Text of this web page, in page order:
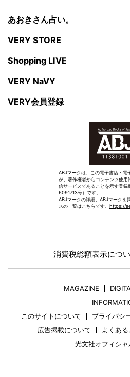
あおきさん占い。
VERY STORE
Shopping LIVE
VERY NaVY
VERY会員登録
ABJマークは、この電子書店・電
が、著作権者からコンテンツ使用
信サービスであることを示す登録
6091713号）です。
ABJマークの詳細、ABJマークを
スの一覧はこちらです。 https://
消費税総額表示につ
MAGAZINE
このサイトについて
プライバシ
広告掲載について
よくあ
光文社オフィシャ